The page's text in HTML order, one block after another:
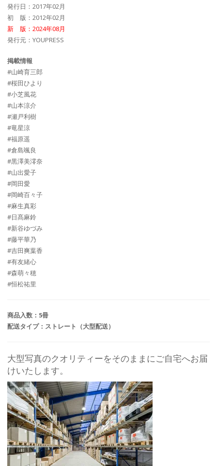
発行日：2017年02月
初 版：2012年02月
新 版：2024年08月
発行元：YOUPRESS
掲載情報
#山崎育三郎
#桜田ひより
#小芝風花
#山本涼介
#瀬戸利樹
#竜星涼
#福原遥
#倉島颯良
#黒澤美澪奈
#山出愛子
#岡田愛
#岡崎百々子
#麻生真彩
#日髙麻鈴
#新谷ゆづみ
#藤平華乃
#吉田爽葉香
#有友緒心
#森萌々穂
#恒松祐里
商品入数：5冊
配送タイプ：ストレート（大型配送）
大型写真のクオリティーをそのままにご自宅へお届
けいたします。